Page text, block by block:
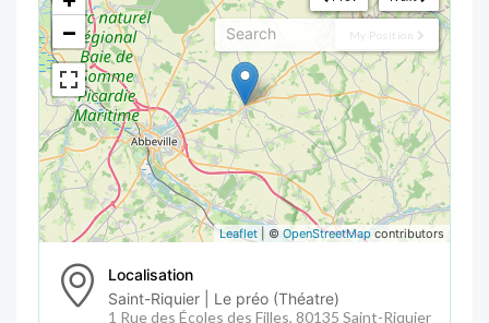
My Position
−
Leaflet | © OpenStreetMap contributors
Localisation
Saint-Riquier | Le préo (Théatre)
1 Rue des Écoles des Filles, 80135 Saint-Riquier